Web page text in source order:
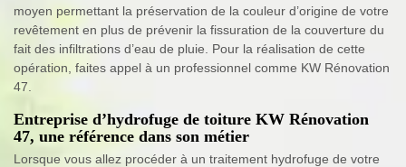
moyen permettant la préservation de la couleur d’origine de votre
revêtement en plus de prévenir la fissuration de la couverture du
fait des infiltrations d’eau de pluie. Pour la réalisation de cette
opération, faites appel à un professionnel comme KW Rénovation
47.
Entreprise d’hydrofuge de toiture KW Rénovation
47, une référence dans son métier
Lorsque vous allez procéder à un traitement hydrofuge de votre